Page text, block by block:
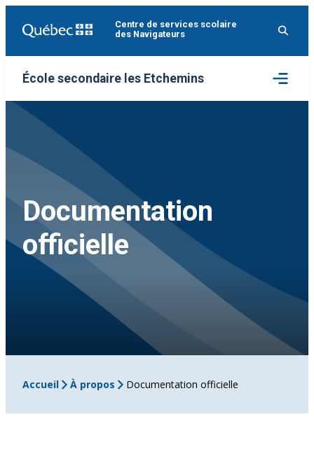
Centre de services scolaire
des Navigateurs
École secondaire les Etchemins
Ouvrir
le
menu
Documentation
officielle
Accueil À propos Documentation officielle